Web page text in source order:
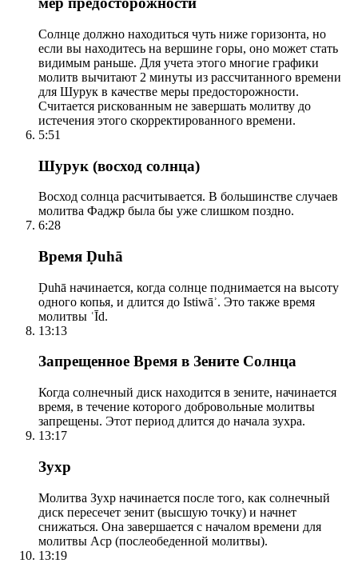
Солнце должно находиться чуть ниже горизонта, но
если вы находитесь на вершине горы, оно может стать
видимым раньше. Для учета этого многие графики
молитв вычитают 2 минуты из рассчитанного времени
для Шурук в качестве меры предосторожности.
Считается рискованным не завершать молитву до
истечения этого скорректированного времени.
5:51
Шурук (восход солнца)
Восход солнца расчитывается. В большинстве случаев
молитва Фаджр была бы уже слишком поздно.
6:28
Время Ḍuhā
Ḍuhā начинается, когда солнце поднимается на высоту
одного копья, и длится до Istiwāʾ. Это также время
молитвы ʿĪd.
13:13
Запрещенное Время в Зените Солнца
Когда солнечный диск находится в зените, начинается
время, в течение которого добровольные молитвы
запрещены. Этот период длится до начала зухра.
13:17
Зухр
Молитва Зухр начинается после того, как солнечный
диск пересечет зенит (высшую точку) и начнет
снижаться. Она завершается с началом времени для
молитвы Аср (послеобеденной молитвы).
13:19